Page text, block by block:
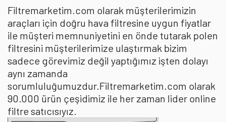
Filtremarketim.com olarak müşterilerimizin
araçları için doğru hava filtresine uygun fiyatlar
ile müşteri memnuniyetini en önde tutarak polen
filtresini müşterilerimize ulaştırmak bizim
sadece görevimiz değil yaptığımız işten dolayı
aynı zamanda
sorumluluğumuzdur.Filtremarketim.com olarak
90.000 ürün çeşidimiz ile her zaman lider online
filtre satıcısıyız.